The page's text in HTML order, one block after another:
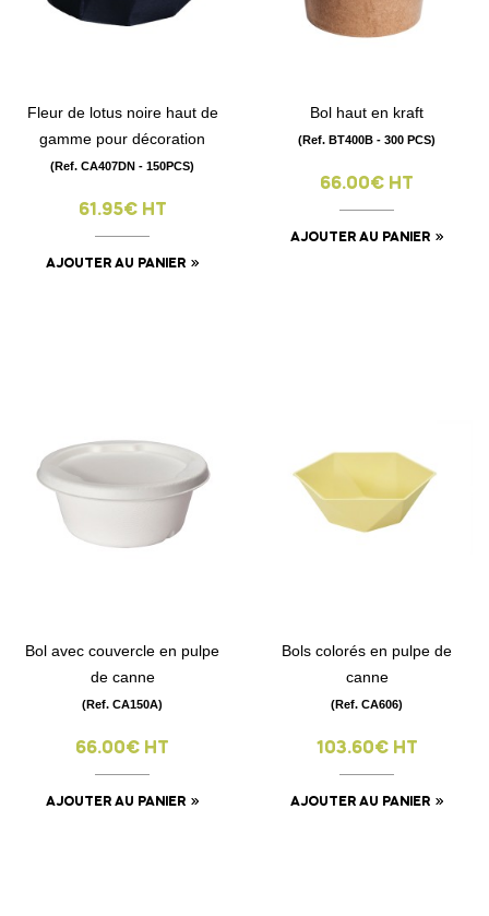
Fleur de lotus noire haut de
gamme pour décoration
(Ref. CA407DN - 150PCS)
61.95€ HT
AJOUTER AU PANIER
Bol haut en kraft
(Ref. BT400B - 300 PCS)
66.00€ HT
AJOUTER AU PANIER
Bol avec couvercle en pulpe
de canne
(Ref. CA150A)
66.00€ HT
AJOUTER AU PANIER
Bols colorés en pulpe de
canne
(Ref. CA606)
103.60€ HT
AJOUTER AU PANIER